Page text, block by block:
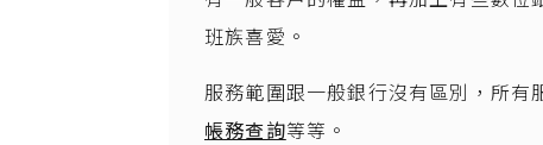
班族喜愛。
服務範圍跟一般銀行沒有區別，所
帳務查詢等等。